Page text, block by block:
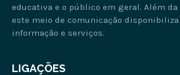
educativa e o público em geral. Além
este meio de comunicação
informação e serviços.
LIGAÇÕES